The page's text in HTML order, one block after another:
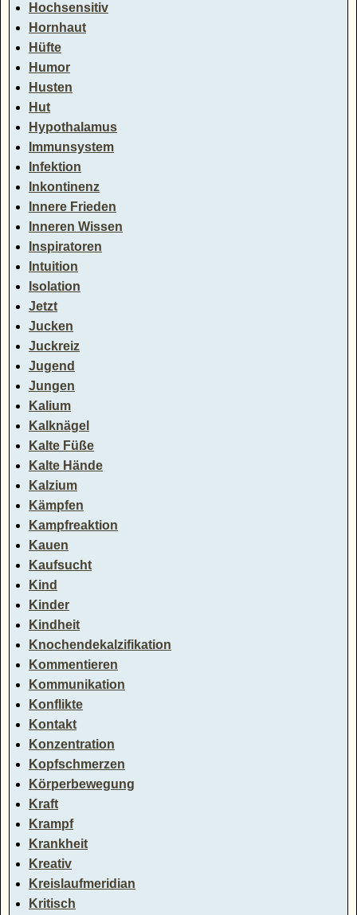
Hochsensitiv
Hornhaut
Hüfte
Humor
Husten
Hut
Hypothalamus
Immunsystem
Infektion
Inkontinenz
Innere Frieden
Inneren Wissen
Inspiratoren
Intuition
Isolation
Jetzt
Jucken
Juckreiz
Jugend
Jungen
Kalium
Kalknägel
Kalte Füße
Kalte Hände
Kalzium
Kämpfen
Kampfreaktion
Kauen
Kaufsucht
Kind
Kinder
Kindheit
Knochendekalzifikation
Kommentieren
Kommunikation
Konflikte
Kontakt
Konzentration
Kopfschmerzen
Körperbewegung
Kraft
Krampf
Krankheit
Kreativ
Kreislaufmeridian
Kritisch